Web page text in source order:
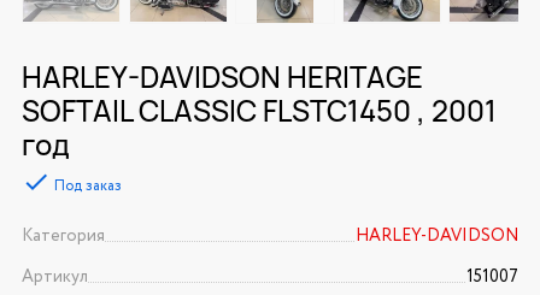
HARLEY-DAVIDSON HERITAGE
SOFTAIL CLASSIC FLSTC1450 , 2001
год
Под заказ
Категория
HARLEY-DAVIDSON
Артикул
151007